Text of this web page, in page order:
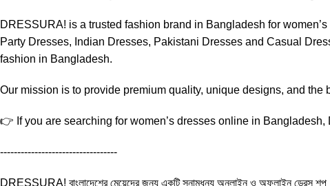
DRESSURA! is a trusted fashion brand in Bangladesh for
Party Dresses, Indian Dresses, Pakistani Dresses and Casual
fashion in Bangladesh.
Our mission is to provide premium quality, unique designs, and the
👉 If you are searching for women’s dresses online in
----------------------------------
DRESSURA! বাংলাদেশের মেয়েদের জন্য একটি সনামধন্য অনলাইন ও অফলাইন ড্রেস শপ।